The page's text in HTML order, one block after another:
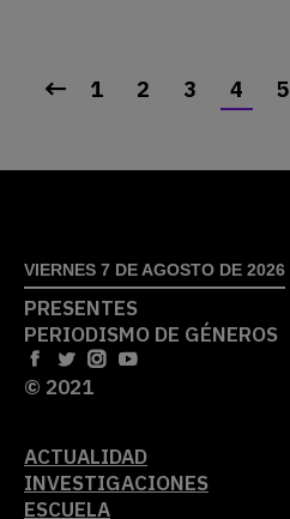
1 2 3 4 5
VIERNES 7 DE AGOSTO DE 2026
PRESENTES
PERIODISMO DE GÉNEROS
© 2021
ACTUALIDAD
INVESTIGACIONES
ESCUELA